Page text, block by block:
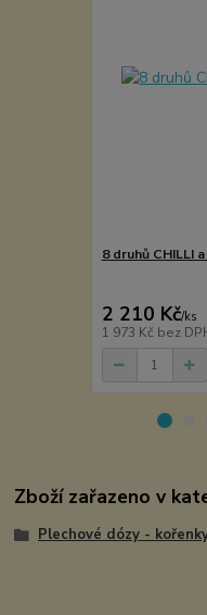
8 druhů CHILLI
2 210 Kč/ks
1 973 Kč bez
Zboží zařazeno v
Plechové dózy -